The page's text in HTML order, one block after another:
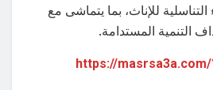
للإناث، بما يتماشى مع
https://masrsa3a.com/